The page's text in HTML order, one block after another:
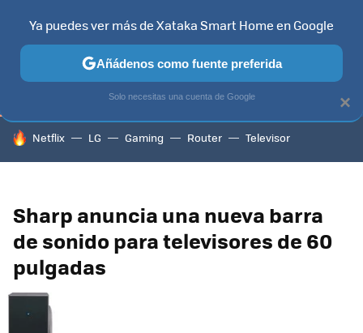
TELEVISORES CONTENIDOS SMART TV SELECCIÓN
HOY SE HABLA DE
Netflix LG Gaming Router Televisor
Sharp anuncia una nueva barra
de sonido para televisores de 60
pulgadas
×
Ya puedes ver más de Xataka Smart Home en Google
Añádenos como fuente preferida
Solo necesitas una cuenta de Google